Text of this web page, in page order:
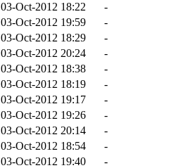
03-Oct-2012 18:22
-
03-Oct-2012 19:59
-
03-Oct-2012 18:29
-
03-Oct-2012 20:24
-
03-Oct-2012 18:38
-
03-Oct-2012 18:19
-
03-Oct-2012 19:17
-
03-Oct-2012 19:26
-
03-Oct-2012 20:14
-
03-Oct-2012 18:54
-
03-Oct-2012 19:40
-